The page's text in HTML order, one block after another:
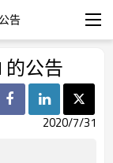
告
的公告
2020/7/31